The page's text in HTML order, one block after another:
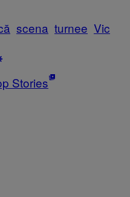
scena turnee Vic
Stories